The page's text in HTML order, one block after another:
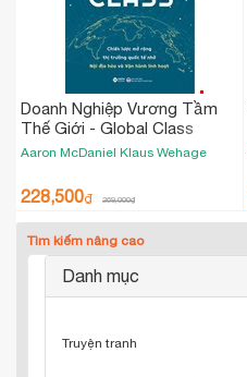
Doanh Nghiệp Vương Tầm
Thế Giới - Global Class
Aaron McDaniel Klaus Wehage
228,500₫ 269,000₫
Tìm kiếm nâng cao
Danh mục
Truyện tranh